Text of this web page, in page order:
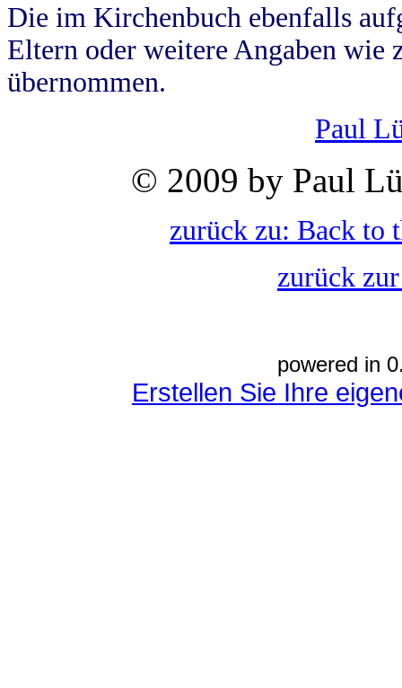
Die im Kirchenbuch ebenfalls
Eltern oder weitere Angaben wie
übernommen.
Paul
© 2009 by Paul
zurück zu: Back to
zurück
powered in
Erstellen Sie Ihre